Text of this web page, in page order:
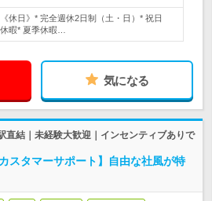
休日》* 完全週休2日制（土・日）* 祝日
暇* 夏季休暇…
気になる
直結｜未経験大歓迎｜インセンティブありで
スタマーサポート】自由な社風が特